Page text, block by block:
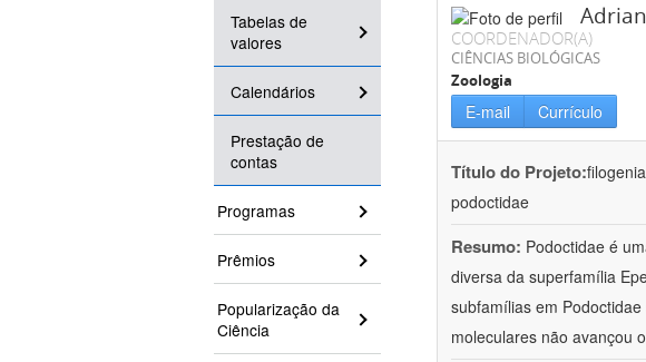
Tabelas de
valores
Calendários
Prestação de
contas
Programas
Prêmios
Popularização da
Ciência
COORDENADOR(A)
CIÊNCIAS BIOLÓGICAS
Zoologia
E-mail Currículo
Título do Projeto:
podoctidae
Resumo: Podoctidae é
diversa da superfamília
subfamílias em
moleculares não avançou